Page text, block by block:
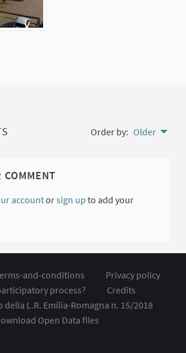
Order by: Older
COMMENT
accountorsign up to add your
and-conditions
Privacy policy
process?
Credits
della L.R. Emilia-Romagna n. 15/2018
Open Data files